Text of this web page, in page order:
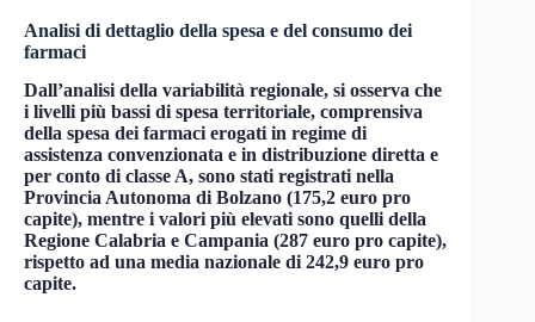
Analisi di dettaglio della spesa e del consumo dei
farmaci
Dall’analisi della variabilità regionale, si osserva che
i livelli più bassi di spesa territoriale, comprensiva
della spesa dei farmaci erogati in regime di
assistenza convenzionata e in distribuzione diretta e
per conto di classe A, sono stati registrati nella
Provincia Autonoma di Bolzano (175,2 euro pro
capite), mentre i valori più elevati sono quelli della
Regione Calabria e Campania (287 euro pro capite),
rispetto ad una media nazionale di 242,9 euro pro
capite.